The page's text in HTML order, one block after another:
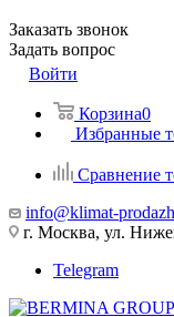
Заказать звонок
Задать вопрос
Войти
Корзина0
Избранные
Сравнение
info@klimat-
г. Москва, ул.
Telegram